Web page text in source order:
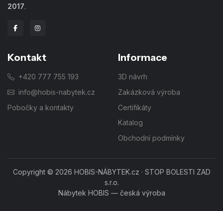
2017.
Kontakt
+420 777 755 193
info@hobis-nabytek.cz
Pobočky a kontakty
Informace
3D návrh
Zakázková výroba
Certifikáty
Katalog
Obchodní podmínky
Copyright © 2026 HOBIS-NÁBYTEK.cz · STOP BOLESTI ZAD
s.r.o.
Nábytek HOBIS — česká výroba